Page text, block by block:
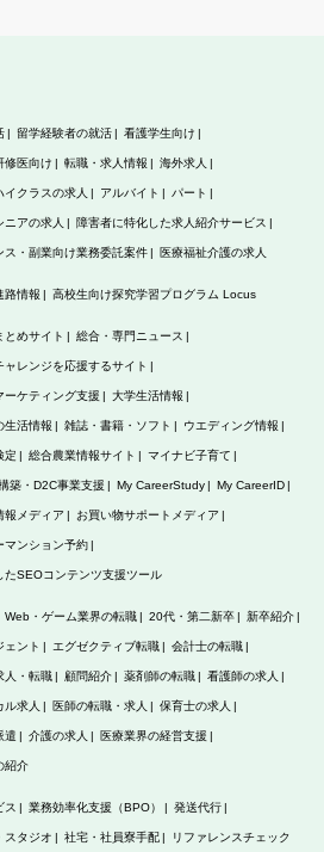
留学経験者の就活 看護学生向け
修医向け 転職・求人情報 海外求人
イクラスの求人 アルバイト パート
ニアの求人 障害者に特化した求人紹介サービス
ス・副業向け業務委託案件 医療福祉介護の求人
路情報 高校生向け探究学習プログラム Locus
とめサイト 総合・専門ニュース
ャレンジを応援するサイト
ーケティング支援 大学生活情報
生活情報 雑誌・書籍・ソフト ウエディング情報
定 総合農業情報サイト マイナビ子育て
築・D2C事業支援 My CareerStudy My CareerID
報メディア お買い物サポートメディア
マンション予約
たSEOコンテンツ支援ツール
Web・ゲーム業界の転職 20代・第二新卒 新卒紹介
ェント エグゼクティブ転職 会計士の転職
人・転職 顧問紹介 薬剤師の転職 看護師の求人
ル求人 医師の転職・求人 保育士の求人
遣 介護の求人 医療業界の経営支援
紹介
ス 業務効率化支援（BPO） 発送代行
スタジオ 社宅・社員寮手配 リファレンスチェック